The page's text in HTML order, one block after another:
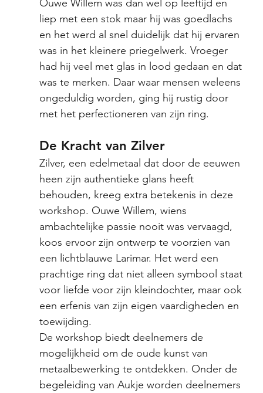
Ouwe Willem was dan wel op leeftijd en
liep met een stok maar hij was goedlachs
en het werd al snel duidelijk dat hij ervaren
was in het kleinere priegelwerk. Vroeger
had hij veel met glas in lood gedaan en dat
was te merken. Daar waar mensen weleens
ongeduldig worden, ging hij rustig door
met het perfectioneren van zijn ring.
De Kracht van Zilver
Zilver, een edelmetaal dat door de eeuwen
heen zijn authentieke glans heeft
behouden, kreeg extra betekenis in deze
workshop. Ouwe Willem, wiens
ambachtelijke passie nooit was vervaagd,
koos ervoor zijn ontwerp te voorzien van
een lichtblauwe Larimar. Het werd een
prachtige ring dat niet alleen symbool staat
voor liefde voor zijn kleindochter, maar ook
een erfenis van zijn eigen vaardigheden en
toewijding.
De workshop biedt deelnemers de
mogelijkheid om de oude kunst van
metaalbewerking te ontdekken. Onder de
begeleiding van Aukje worden deelnemers